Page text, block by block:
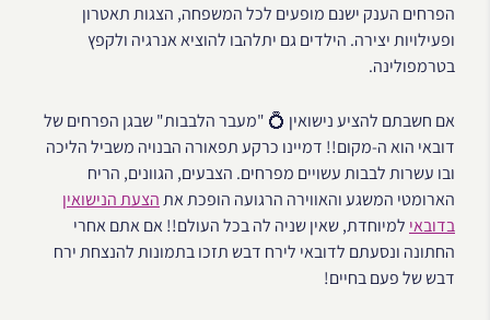
הפרחים הענק ישנם מופעים לכל המשפחה, הצגות תאטרון
ופעילויות יצירה. הילדים גם יתלהבו להוציא אנרגיה ולקפץ
בטרמפולינה.
אם חשבתם להציע נישואין 💍 "מעבר הלבבות" שבגן הפרחים של
דובאי הוא ה-מקום!! דמיינו כרקע תפאורה הבנויה משביל הליכה
ובו עשרות לבבות עשויים מפרחים. הצבעים, הגוונים, הריח
הארומטי המשגע והאווירה הרגועה הופכת אתהצעת הנישואין
בדובאי למיוחדת, שאין שניה לה בכל העולם!! אם אתם אחרי
החתונה ונסעתם לדובאי לירח דבש תזכו בתמונות להנצחת ירח
דבש של פעם בחיים!